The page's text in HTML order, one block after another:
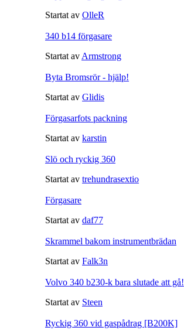
Startat av OlleR
340 b14 förgasare
Startat av Armstrong
Byta Bromsrör - hjälp!
Startat av Glidis
Förgasarfots packning
Startat av karstin
Slö och ryckig 360
Startat av trehundrasextio
Förgasare
Startat av daf77
Skrammel bakom instrumentbrädan
Startat av Falk3n
Volvo 340 b230-k bara slutade att gå!
Startat av Steen
Ryckig 360 vid gaspådrag [B200K]